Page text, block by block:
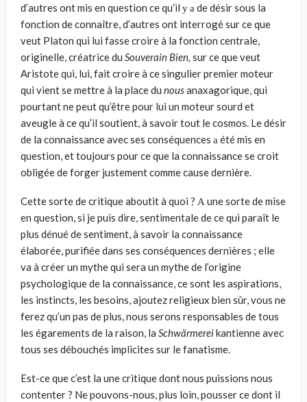
d’autres ont mis en question ce qu’il у а de désir sous la
fonction de connaître, d’autres ont interrogé sur ce que
veut Platon qui lui fasse croire à la fonction centrale,
originelle, créatrice du Souverain Bien, sur ce que veut
Aristote qui, lui, fait croire à ce singulier premier moteur
qui vient se mettre à la place du nousanaxagorique, qui
pourtant ne peut qu’être pour lui un moteur sourd et
aveugle à ce qu’il soutient, à savoir tout le cosmos. Le désir
de la connais­sance avec ses conséquences а été mis en
question, et toujours pour ce que la connaissance se croit
obligée de forger justement comme cause dernière.
Cette sorte de critique aboutit à quoi ? А une sorte de mise
en question, si je puis dire, sentimentale de ce qui paraît le
plus dénué de sentiment, à savoir la connaissance
élaborée, purifiée dans ses conséquences dernières ; elle
va à créer un mythe qui sera un mythe de l’origine
psychologique de la connaissance, ce sont les aspirations,
les instincts, les besoins, ajoutez reli­gieux bien sûr, vous ne
ferez qu’un pas de plus, nous serons responsables de tous
les égarements de la raison, la Schwärmereikantienne avec
tous ses débouchés implicites sur le fanatisme.
Est-ce que c’est la une critique dont nous puissions nous
contenter ? Ne pouvons-nous, plus loin, pousser ce dont il